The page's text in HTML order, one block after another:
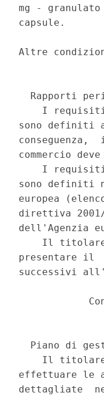
mg -
capsule.
Altre
Rapporti
I
sono definiti
commercio
I
sono definiti
europea
direttiva
dell'Agenzia
Il
presentare il
successivi
Piano di
Il
effettuare le
dettagliate